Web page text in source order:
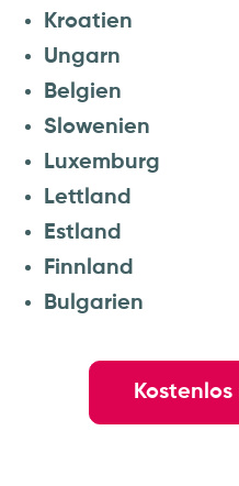
Kroatien
Ungarn
Belgien
Slowenien
Luxemburg
Lettland
Estland
Finnland
Bulgarien